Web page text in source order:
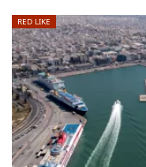
RED LIKE